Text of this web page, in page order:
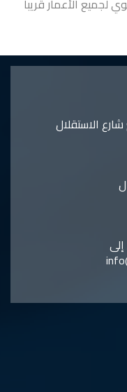
لجميع الأعمار قريبا
الاستقلال